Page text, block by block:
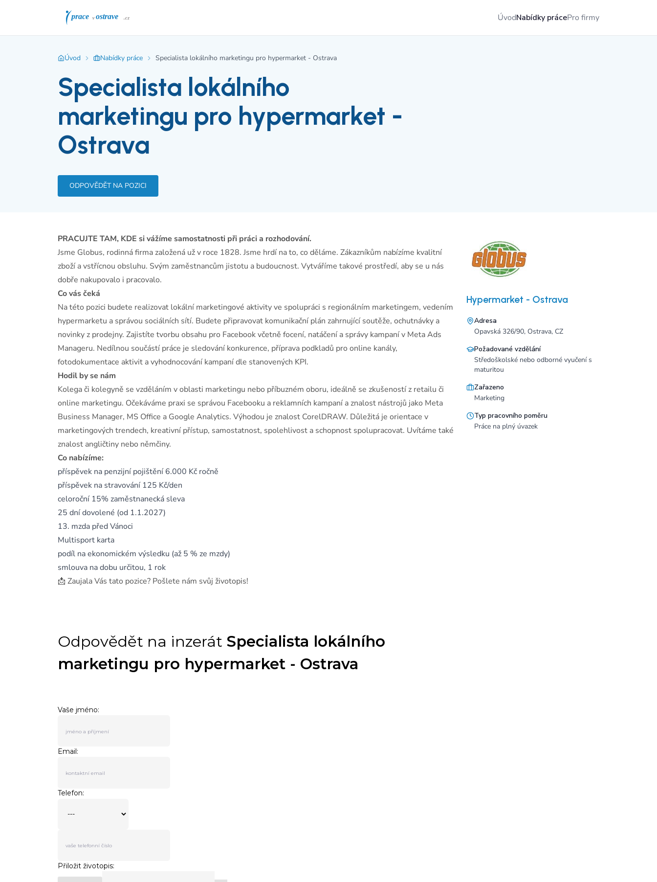
ÚvodNabídky prácePro firmy
Úvod Nabídky práce Specialista lokálního marketingu pro hypermarket - Ostrava
Specialista lokálního
marketingu pro hypermarket -
Ostrava
ODPOVĚDĚT NA POZICI
PRACUJTE TAM, KDE si vážíme samostatnosti při práci a rozhodování.
Jsme Globus, rodinná firma založená už v roce 1828. Jsme hrdí na to, co děláme. Zákazníkům nabízíme kvalitní
zboží a vstřícnou obsluhu. Svým zaměstnancům jistotu a budoucnost. Vytváříme takové prostředí, aby se u nás
dobře nakupovalo i pracovalo.
Co vás čeká
Na této pozici budete realizovat lokální marketingové aktivity ve spolupráci s regionálním marketingem, vedením
hypermarketu a správou sociálních sítí. Budete připravovat komunikační plán zahrnující soutěže, ochutnávky a
novinky z prodejny. Zajistíte tvorbu obsahu pro Facebook včetně focení, natáčení a správy kampaní v Meta Ads
Manageru. Nedílnou součástí práce je sledování konkurence, příprava podkladů pro online kanály,
fotodokumentace aktivit a vyhodnocování kampaní dle stanovených KPI.
Hodil by se nám
Kolega či kolegyně se vzděláním v oblasti marketingu nebo příbuzném oboru, ideálně se zkušeností z retailu či
online marketingu. Očekáváme praxi se správou Facebooku a reklamních kampaní a znalost nástrojů jako Meta
Business Manager, MS Office a Google Analytics. Výhodou je znalost CorelDRAW. Důležitá je orientace v
marketingových trendech, kreativní přístup, samostatnost, spolehlivost a schopnost spolupracovat. Uvítáme také
znalost angličtiny nebo němčiny.
Co nabízíme:
příspěvek na penzijní pojištění 6.000 Kč ročně
příspěvek na stravování 125 Kč/den
celoroční 15% zaměstnanecká sleva
25 dní dovolené (od 1.1.2027)
13. mzda před Vánoci
Multisport karta
podíl na ekonomickém výsledku (až 5 % ze mzdy)
smlouva na dobu určitou, 1 rok
📩 Zaujala Vás tato pozice? Pošlete nám svůj životopis!
Hypermarket - Ostrava
Adresa
Opavská 326/90, Ostrava, CZ
Požadované vzdělání
Středoškolské nebo odborné vyučení s
maturitou
Zařazeno
Marketing
Typ pracovního poměru
Práce na plný úvazek